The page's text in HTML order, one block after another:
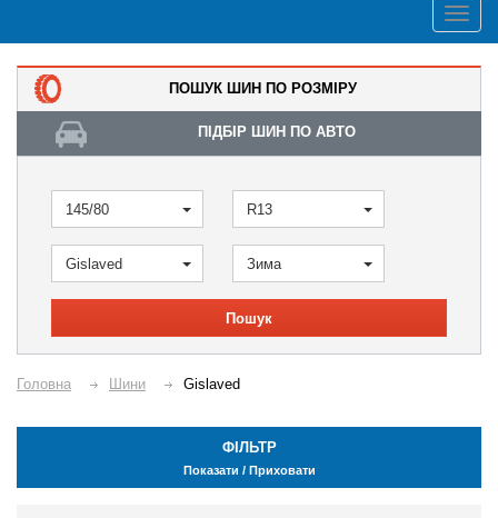
ПОШУК ШИН ПО РОЗМІРУ
ПІДБІР ШИН ПО АВТО
145/80 R13
Gislaved Зима
Пошук
Головна Шини Gislaved
ФІЛЬТР
Показати / Приховати